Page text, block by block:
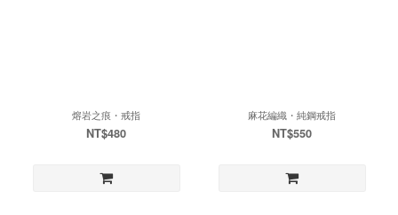
熔岩之痕・戒指
NT$480
麻花編織・純鋼戒指
NT$550